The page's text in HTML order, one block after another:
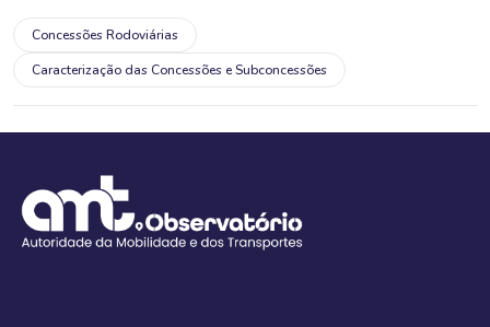
Concessões Rodoviárias
Caracterização das Concessões e Subconcessões